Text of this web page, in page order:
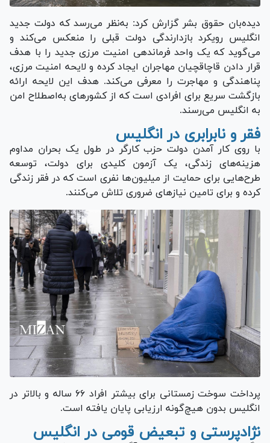
دیده‌بان حقوق بشر گزارش کرد: به‌نظر می‌رسد که دولت جدید
انگلیس رویکرد بازدارندگی دولت قبلی را منعکس می‌کند و
می‌گوید که یک واحد فرماندهی امنیت مرزی جدید را با هدف
قرار دادن قاچاقچیان مهاجران ایجاد کرده و لایحه امنیت مرزی،
پناهندگی و مهاجرت را معرفی می‌کند. هدف این لایحه ارائه
بازگشت سریع برای افرادی است که از کشور‌های به‌اصطلاح امن
به انگلیس می‌رسند.
فقر و نابرابری در انگلیس
با روی کار آمدن دولت حزب کارگر در طول یک بحران مداوم
هزینه‌های زندگی، یک آزمون کلیدی برای دولت، توسعه
طرح‌هایی برای حمایت از میلیون‌ها نفری است که در فقر زندگی
کرده و برای تامین نیاز‌های ضروری تلاش می‌کنند.
پرداخت سوخت زمستانی برای بیشتر افراد ۶۶ ساله و بالاتر در
انگلیس بدون هیچ‌گونه ارزیابی پایان یافته است.
نژادپرستی و تبعیض قومی در انگلیس